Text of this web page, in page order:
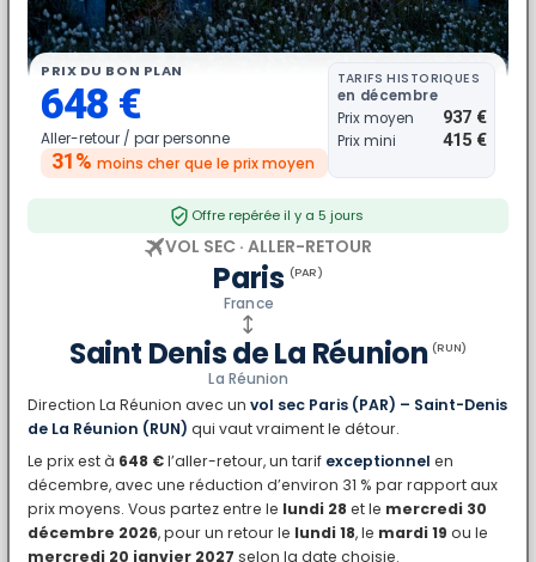
PRIX DU BON PLAN
648 €
Aller-retour / par personne
31% moins cher que le prix moyen
TARIFS HISTORIQUES
en décembre
Prix moyen
937 €
Prix mini 415 €
Offre repérée il y a 5 jours
VOL SEC · ALLER-RETOUR
Paris (PAR)
France
Saint Denis de La Réunion (RUN)
La Réunion
Direction La Réunion avec un vol sec Paris (PAR) – Saint-Denis
de La Réunion (RUN) qui vaut vraiment le détour.
Le prix est à 648 €l’aller-retour, un tarif exceptionnel en
décembre, avec une réduction d’environ 31 % par rapport aux
prix moyens. Vous partez entre le lundi 28 et le mercredi 30
décembre 2026, pour un retour le lundi 18, le mardi 19 ou le
mercredi 20 janvier 2027 selon la date choisie.